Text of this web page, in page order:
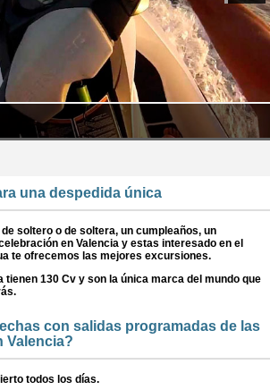
una despedida única
soltero o de soltera, un cumpleaños, un
en Valencia y estas interesado en el
te ofrecemos las mejores excursiones.
tienen 130 Cv y son la única marca del mundo que
con salidas programadas de las
Valencia?
todos los días.